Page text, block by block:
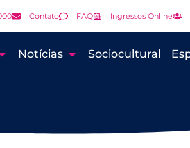
Contato FAQ Ingressos Online
Notícias Sociocultural